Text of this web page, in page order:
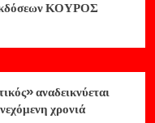
ΚΟΥΡΟΣ
αναδεικνύεται
χρονιά